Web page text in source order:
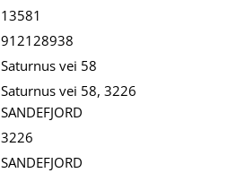
13581
912128938
Saturnus vei 58
Saturnus vei 58, 3226
SANDEFJORD
3226
SANDEFJORD